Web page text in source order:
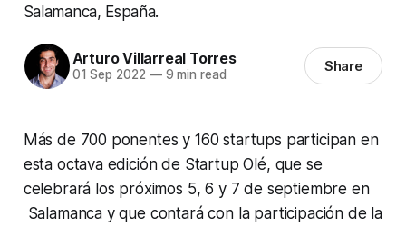
Salamanca, España.
Arturo Villarreal Torres
01 Sep 2022 —9 min read Share
Más de 700 ponentes y 160 startups participan en
esta octava edición de Startup Olé, que se
celebrará los próximos 5, 6 y 7 de septiembre en
Salamanca y que contará con la participación de la